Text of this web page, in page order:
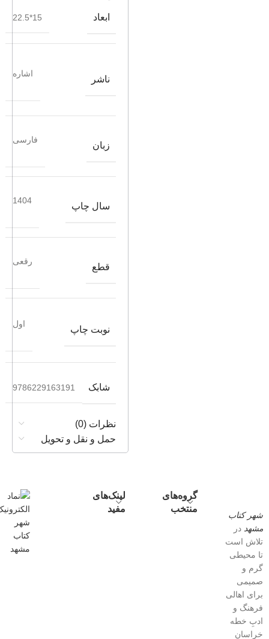
ابعاد 15*22.5
ناشر
اشاره
زبان
فارسی
سال چاپ
1404
قطع
رقعی
نوبت چاپ
اول
شابک 9786229163191
نظرات (0)
حمل و نقل و تحویل
شهر کتاب
مشهد در
تلاش است
تا محیطی
گرم و
صمیمی
برای اهالی
فرهنگ و
ادبِ خطه
خراسان
گروه‌های
منتخب
لینک‌های
مفید